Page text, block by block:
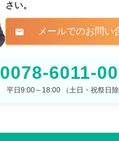
さい。
mail メールでのお問い
0078-6011-
平日9:00～18:00 （土日・祝祭日除